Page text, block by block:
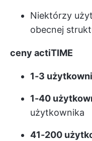
Niektórzy
obecnej
ceny actiTIME
1-3
1-40
użytkownika
41-200